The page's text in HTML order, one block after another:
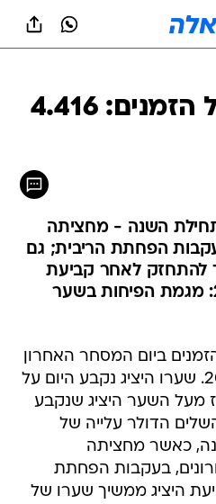
הדולר לשיא כל הזמנים: 4.416
של 9.3% מתחילת השנה - מחציתה
הפחתת הריבית; גם
להתחזק לאחר קביעת
היציג; הערכות ל-2002: מגמת הפיחות בשער
ביום המסחר האחרון
בשוק המט"ח לשנת 2001. שערו היציג נקבע היום על
כ-0.7 אחוז מעל השער היציג שנקבע
הדולר עלייה של
כאשר מחציתה
בעקבות הפחתת
היציג ממשיך שערו של